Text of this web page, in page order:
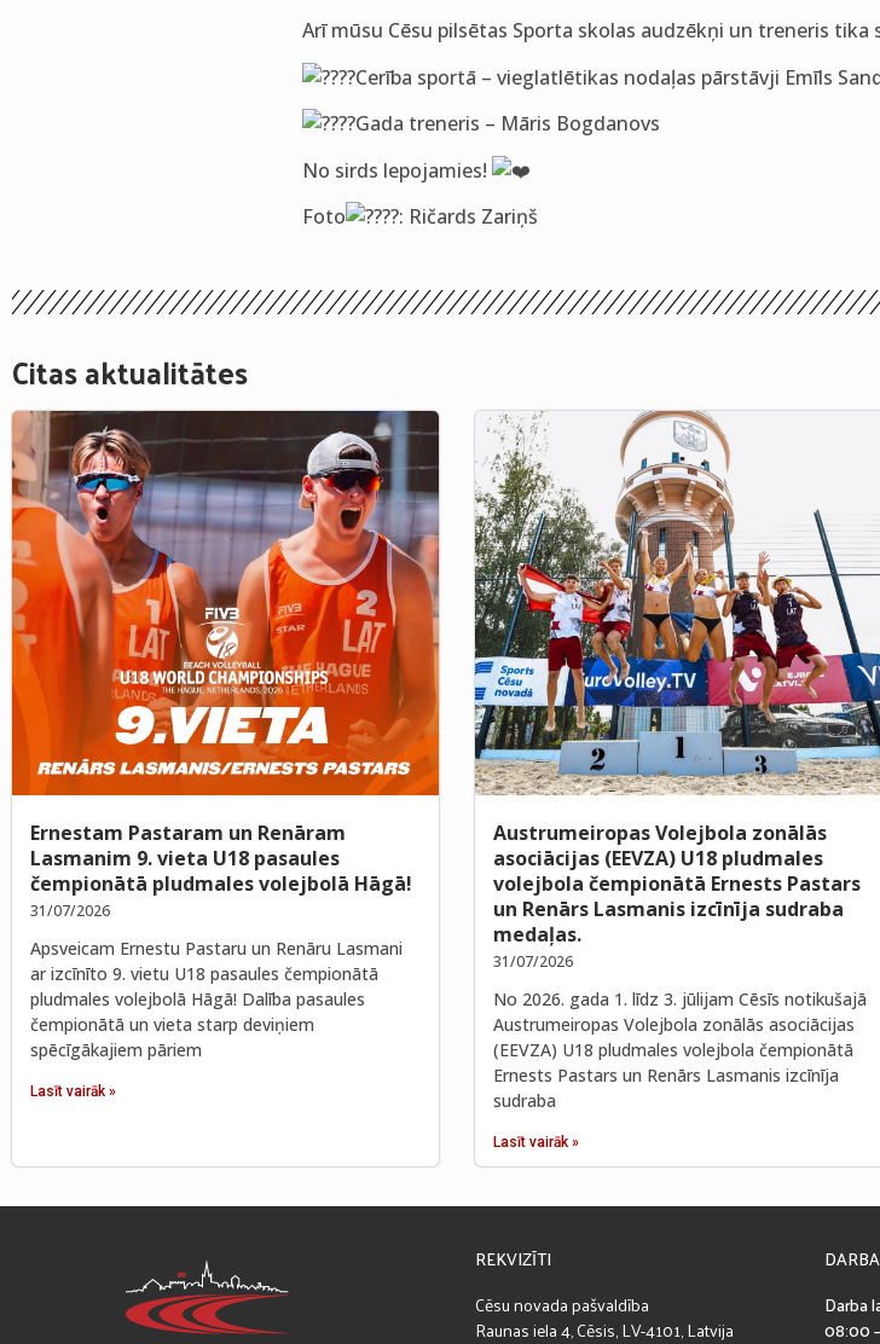
Arī mūsu Cēsu pilsētas Sporta skolas audzēkņi un treneris
Cerība sportā – vieglatlētikas nodaļas pārstāvji Emīls
Gada treneris – Māris Bogdanovs
No sirds lepojamies!
Foto
: Ričards Zariņš
Citas aktualitātes
Ernestam Pastaram un Renāram
Lasmanim 9. vieta U18 pasaules
čempionātā pludmales volejbolā Hāgā!
31/07/2026
Apsveicam Ernestu Pastaru un Renāru Lasmani
ar izcīnīto 9. vietu U18 pasaules čempionātā
pludmales volejbolā Hāgā! Dalība pasaules
čempionātā un vieta starp deviņiem
spēcīgākajiem pāriem
Lasīt vairāk »
Austrumeiropas Volejbola zonālās
asociācijas (EEVZA) U18 pludmales
volejbola čempionātā Ernests Pastars
un Renārs Lasmanis izcīnīja sudraba
medaļas.
31/07/2026
No 2026. gada 1. līdz 3. jūlijam Cēsīs notikušajā
Austrumeiropas Volejbola zonālās asociācijas
(EEVZA) U18 pludmales volejbola čempionātā
Ernests Pastars un Renārs Lasmanis izcīnīja
sudraba
Lasīt vairāk »
REKVIZĪTI
Cēsu novada pašvaldība
Raunas iela 4, Cēsis, LV-4101, Latvija
Darba
08:00